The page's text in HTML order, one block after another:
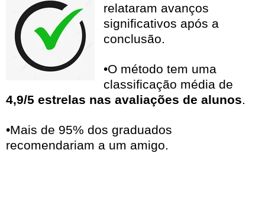
relataram avanços
significativos após a
conclusão.
•O método tem uma
classificação média de
4,9/5 estrelas nas avaliações de alunos.
•Mais de 95% dos graduados
recomendariam a um amigo.